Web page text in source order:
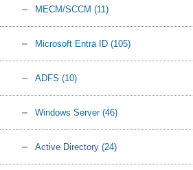
MECM/SCCM (11)
Microsoft Entra ID (105)
ADFS (10)
Windows Server (46)
Active Directory (24)